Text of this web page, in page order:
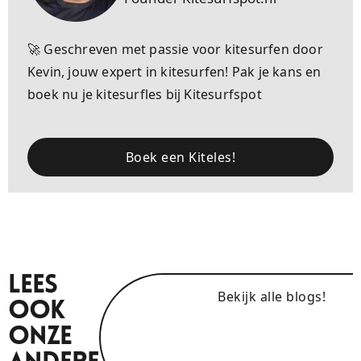
🚀 Geschreven met passie voor kitesurfen door
Kevin, jouw expert in kitesurfen! Pak je kans en
boek nu je kitesurfles bij Kitesurfspot
Boek een Kiteles!
Lees
Ook
Onze
Bekijk alle blogs!